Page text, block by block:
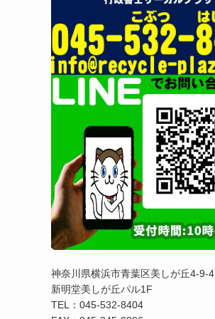
神奈川県横浜市青葉区美しが丘4-9-4
新明堂美しが丘パル1F
TEL：045-532-8404